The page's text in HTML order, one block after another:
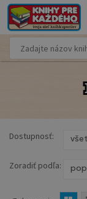
Dostupnosť:
Zoradiť podľa: